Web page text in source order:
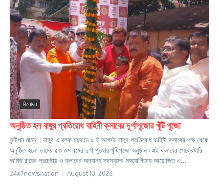
বিনোদন
অনুষ্ঠিত হল বাঙ্গুর প্রতিরোধ বাহিনী ক্লাবের দূর্গাপূজোর খুঁটি পূজো
সন্দীপন মান্না : বাঙ্গুর এ ব্লক ময়দানে ৯ ই আগস্ট বাঙ্গুর প্রতিরোধ বাহিনী ক্লাবের পক্ষ থেকে
অনুষ্ঠিত হলো তাদের ৫৩ তম বর্ষের দুর্গা পুজোর খুঁটিপূজো অনুষ্ঠান ৷ এই ক্লাবের সেক্রেটারি
অমিত রায়ের প্রচেষ্টায় ও ক্লাবের অন্যান্য সদস্যদের সহযোগিতায় আয়োজিত এ...
24x7newsnation August 10, 2026